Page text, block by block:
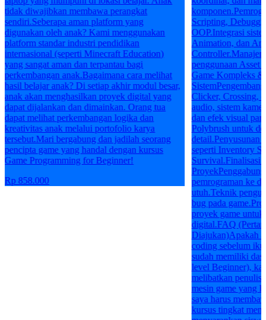
tidak diwajibkan membawa perangkat
sendiri.Seberapa aman platform yang
digunakan oleh anak? Kami menggunakan
platform standar industri pendidikan
internasional (seperti Minecraft Education)
yang sangat aman dan terpantau bagi
perkembangan anak.Bagaimana cara melihat
hasil belajar anak? Di setiap akhir modul besar,
anak akan menghasilkan proyek digital yang
dapat dijalankan dan dimainkan. Orang tua
dapat melihat perkembangan logika dan
kreativitas anak melalui portofolio karya
tersebut.Mari bergabung dan jadilah seorang
pencipta game yang handal dengan kursus
Game Programming for Beginner!
Rp 858.000
Scripting,
OOP.Integrasi
Animation, dan
penggunaan Asset
Game Kompleks &
Clicker, Crossing,
audio, sistem
dan efek visual
Polybrush untuk
detail.Penyusunan
seperti Inventory
Survival.Finalisasi
pemrograman ke
utuh.Teknik
bug pada
proyek game
digital.FAQ
Diajukan)Apakah
coding sebelum
sudah memiliki
level Beginner),
melibatkan
mesin game yang
saya harus
kursus tingkat